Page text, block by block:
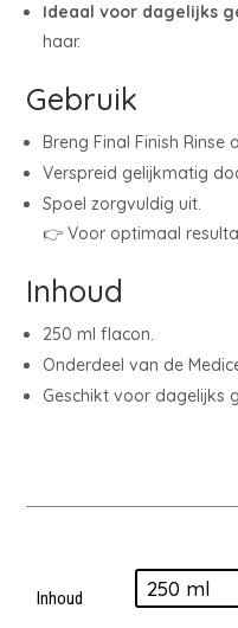
Ideaal voor dagelijks
haar.
Gebruik
Breng Final Finish Rinse
Verspreid gelijkmatig
Spoel zorgvuldig uit.
👉 Voor optimaal
Inhoud
250 ml flacon.
Onderdeel van de
Geschikt voor dagelijks
Inhoud